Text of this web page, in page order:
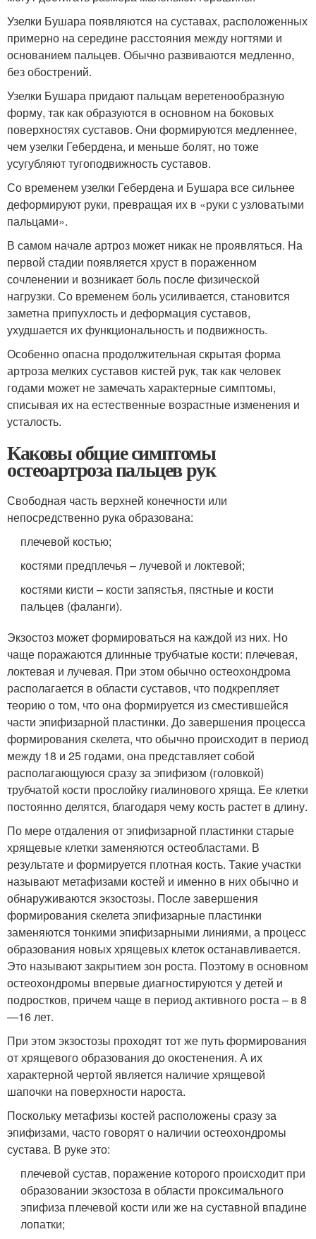
Узелки Бушара появляются на суставах, расположенных
примерно на середине расстояния между ногтями и
основанием пальцев. Обычно развиваются медленно,
без обострений.
Узелки Бушара придают пальцам веретенообразную
форму, так как образуются в основном на боковых
поверхностях суставов. Они формируются медленнее,
чем узелки Гебердена, и меньше болят, но тоже
усугубляют тугоподвижность суставов.
Со временем узелки Гебердена и Бушара все сильнее
деформируют руки, превращая их в «руки с узловатыми
пальцами».
В самом начале артроз может никак не проявляться. На
первой стадии появляется хруст в пораженном
сочленении и возникает боль после физической
нагрузки. Со временем боль усиливается, становится
заметна припухлость и деформация суставов,
ухудшается их функциональность и подвижность.
Особенно опасна продолжительная скрытая форма
артроза мелких суставов кистей рук, так как человек
годами может не замечать характерные симптомы,
списывая их на естественные возрастные изменения и
усталость.
Каковы общие симптомы
остеоартроза пальцев рук
Свободная часть верхней конечности или
непосредственно рука образована:
плечевой костью;
костями предплечья – лучевой и локтевой;
костями кисти – кости запястья, пястные и кости
пальцев (фаланги).
Экзостоз может формироваться на каждой из них. Но
чаще поражаются длинные трубчатые кости: плечевая,
локтевая и лучевая. При этом обычно остеохондрома
располагается в области суставов, что подкрепляет
теорию о том, что она формируется из сместившейся
части эпифизарной пластинки. До завершения процесса
формирования скелета, что обычно происходит в период
между 18 и 25 годами, она представляет собой
располагающуюся сразу за эпифизом (головкой)
трубчатой кости прослойку гиалинового хряща. Ее клетки
постоянно делятся, благодаря чему кость растет в длину.
По мере отдаления от эпифизарной пластинки старые
хрящевые клетки заменяются остеобластами. В
результате и формируется плотная кость. Такие участки
называют метафизами костей и именно в них обычно и
обнаруживаются экзостозы. После завершения
формирования скелета эпифизарные пластинки
заменяются тонкими эпифизарными линиями, а процесс
образования новых хрящевых клеток останавливается.
Это называют закрытием зон роста. Поэтому в основном
остеохондромы впервые диагностируются у детей и
подростков, причем чаще в период активного роста – в 8
—16 лет.
При этом экзостозы проходят тот же путь формирования
от хрящевого образования до окостенения. А их
характерной чертой является наличие хрящевой
шапочки на поверхности нароста.
Поскольку метафизы костей расположены сразу за
эпифизами, часто говорят о наличии остеохондромы
сустава. В руке это:
плечевой сустав, поражение которого происходит при
образовании экзостоза в области проксимального
эпифиза плечевой кости или же на суставной впадине
лопатки;